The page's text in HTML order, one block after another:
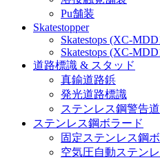
Pu舗装
Skatestopper
Skatestops (XC-
Skatestops (XC-
道路標識 & スタッド
真鍮道路鋲
発光道路標識
ステンレス鋼警告
ステンレス鋼ボラード
固定ステンレス鋼
空気圧自動ステン